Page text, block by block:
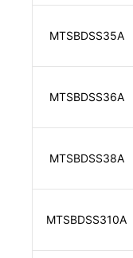
MTSBDSS35A
MTSBDSS36A
MTSBDSS38A
MTSBDSS310A